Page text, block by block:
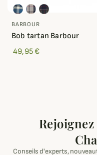
BARBOUR
Bob tartan Barbour
49,95 €
Conseils d'experts,